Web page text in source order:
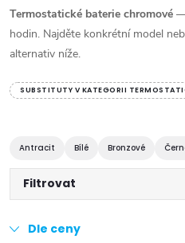
Termostatické baterie chromové
hodin. Najděte konkrétní model
alternativ níže.
SUBSTITUTY V KATEGORII
Antracit Bílé Bronzové
Filtrovat
Dle ceny